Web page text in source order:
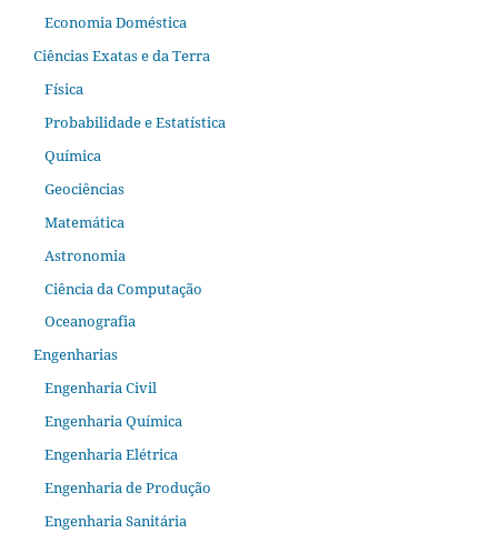
Economia Doméstica
Ciências Exatas e da Terra
Física
Probabilidade e Estatística
Química
Geociências
Matemática
Astronomia
Ciência da Computação
Oceanografia
Engenharias
Engenharia Civil
Engenharia Química
Engenharia Elétrica
Engenharia de Produção
Engenharia Sanitária